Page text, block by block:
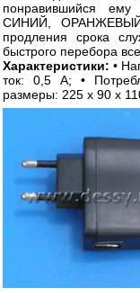
понравившийся
СИНИЙ,
продления срока
быстрого перебора
Характеристики: •
ток: 0,5 А; •
размеры: 225 x 90 x